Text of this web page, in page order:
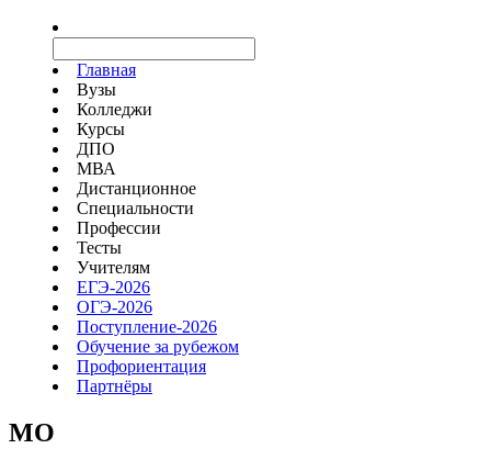
Главная
Вузы
Колледжи
Курсы
ДПО
МВА
Дистанционное
Специальности
Профессии
Тесты
Учителям
ЕГЭ-2026
ОГЭ-2026
Поступление-2026
Обучение за рубежом
Профориентация
Партнёры
MO